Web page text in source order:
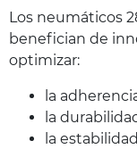
Los neumáticos
benefician de
optimizar:
la
la
la